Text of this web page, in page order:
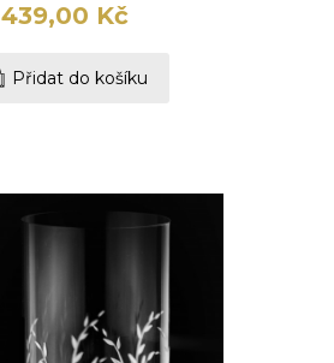
439,00 Kč
Přidat do košíku